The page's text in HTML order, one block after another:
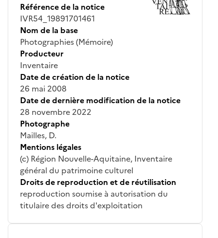
Référence de la notice
IVR54_19891701461
Nom de la base
Photographies (Mémoire)
Producteur
Inventaire
Date de création de la notice
26 mai 2008
Date de dernière modification de la notice
28 novembre 2022
Photographe
Mailles, D.
Mentions légales
(c) Région Nouvelle-Aquitaine, Inventaire
général du patrimoine culturel
Droits de reproduction et de réutilisation
reproduction soumise à autorisation du
titulaire des droits d'exploitation